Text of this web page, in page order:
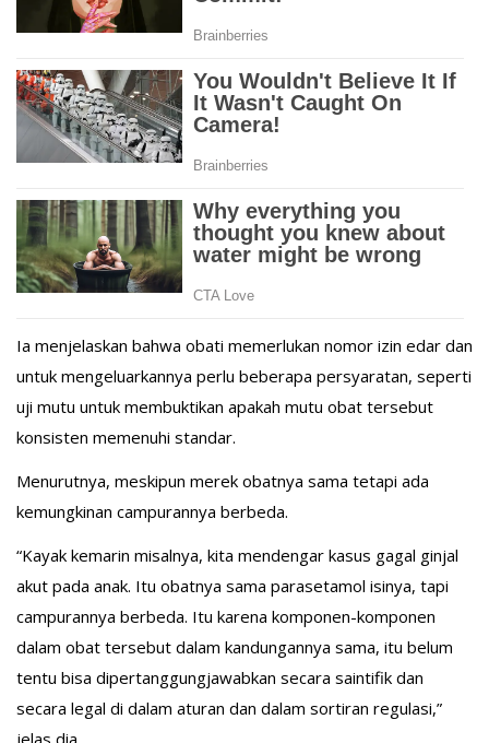
Ia menjelaskan bahwa obati memerlukan nomor izin edar dan
untuk mengeluarkannya perlu beberapa persyaratan, seperti
uji mutu untuk membuktikan apakah mutu obat tersebut
konsisten memenuhi standar.
Menurutnya, meskipun merek obatnya sama tetapi ada
kemungkinan campurannya berbeda.
“Kayak kemarin misalnya, kita mendengar kasus gagal ginjal
akut pada anak. Itu obatnya sama parasetamol isinya, tapi
campurannya berbeda. Itu karena komponen-komponen
dalam obat tersebut dalam kandungannya sama, itu belum
tentu bisa dipertanggungjawabkan secara saintifik dan
secara legal di dalam aturan dan dalam sortiran regulasi,”
jelas dia.